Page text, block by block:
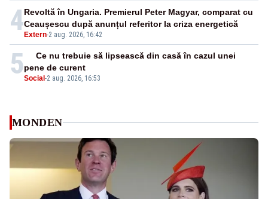
4 Extern-2 aug. 2026, 16:42
Revoltă în Ungaria. Premierul Peter Magyar, comparat cu
Ceaușescu după anunțul referitor la criza energetică
5Social -2 aug. 2026, 16:53
Ce nu trebuie să lipsească din casă în cazul unei
pene de curent
MONDEN